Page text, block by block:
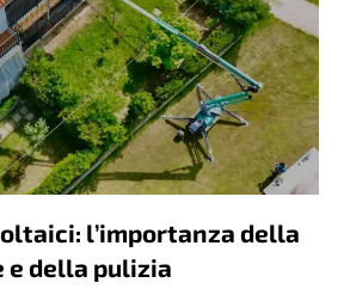
l’importanza della
e della pulizia